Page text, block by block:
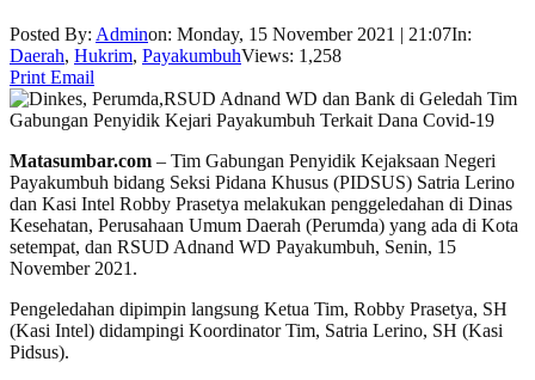
Posted By: Adminon: Monday, 15 November 2021 | 21:07In:
Daerah, Hukrim, PayakumbuhViews: 1,258
Print Email
Matasumbar.com – Tim Gabungan Penyidik Kejaksaan Negeri
Payakumbuh bidang Seksi Pidana Khusus (PIDSUS) Satria Lerino
dan Kasi Intel Robby Prasetya melakukan penggeledahan di Dinas
Kesehatan, Perusahaan Umum Daerah (Perumda) yang ada di Kota
setempat, dan RSUD Adnand WD Payakumbuh, Senin, 15
November 2021.
Pengeledahan dipimpin langsung Ketua Tim, Robby Prasetya, SH
(Kasi Intel) didampingi Koordinator Tim, Satria Lerino, SH (Kasi
Pidsus).